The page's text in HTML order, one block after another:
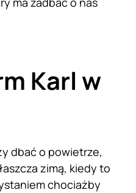
Karl w
dbać o powietrze,
zimą, kiedy to
chociażby